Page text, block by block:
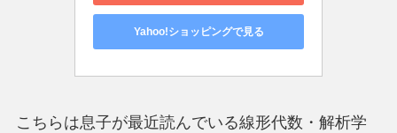
Yahoo!ショッピングで見る
こちらは息子が最近読んでいる線形代数・解析学